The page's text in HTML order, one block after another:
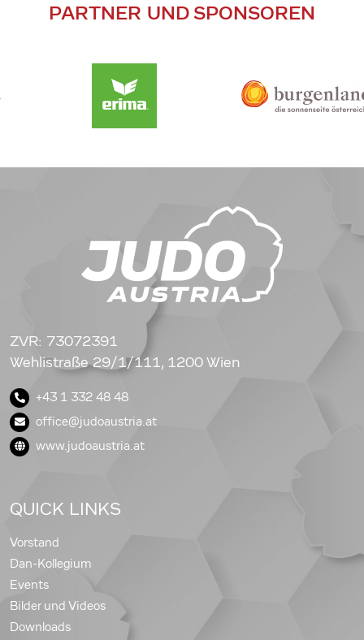
PARTNER UND SPONSOREN
ZVR: 73072391
Wehlistraße 29/1/111, 1200 Wien
+43 1 332 48 48
office@judoaustria.at
www.judoaustria.at
QUICK LINKS
Vorstand
Dan-Kollegium
Events
Bilder und Videos
Downloads